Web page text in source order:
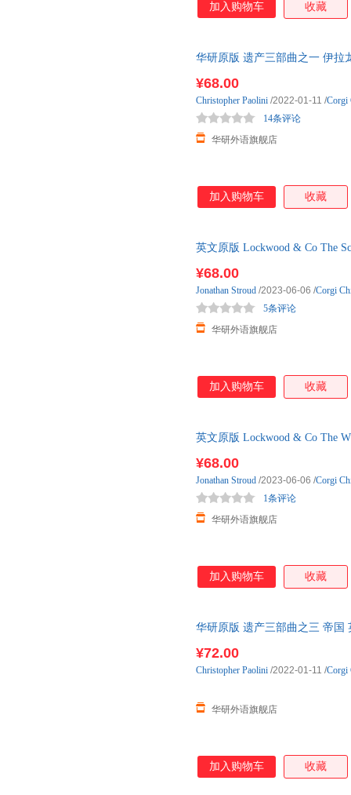
加入购物车 收藏
华研原版 遗产三部曲之一 伊拉
¥68.00
华研外语旗舰店
14条评论
Christopher Paolini /2022-01-11 /Corgi
加入购物车 收藏
英文原版 Lockwood & Co The
¥68.00
华研外语旗舰店
5条评论
Jonathan Stroud /2023-06-06 /Corgi
加入购物车 收藏
英文原版 Lockwood & Co The
¥68.00
华研外语旗舰店
1条评论
Jonathan Stroud /2023-06-06 /Corgi
加入购物车 收藏
华研原版 遗产三部曲之三 帝国
¥72.00
华研外语旗舰店
Christopher Paolini /2022-01-11 /Corgi
加入购物车 收藏